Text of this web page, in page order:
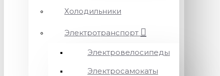
Холодильники
Электротранспорт
Электровелосипеды
Электросамокаты